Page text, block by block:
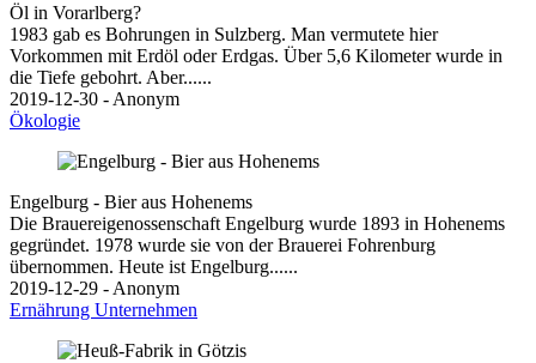
Öl in Vorarlberg?
1983 gab es Bohrungen in Sulzberg. Man vermutete hier
Vorkommen mit Erdöl oder Erdgas. Über 5,6 Kilometer wurde in
die Tiefe gebohrt. Aber......
2019-12-30 - Anonym
Ökologie
Engelburg - Bier aus Hohenems
Die Brauereigenossenschaft Engelburg wurde 1893 in Hohenems
gegründet. 1978 wurde sie von der Brauerei Fohrenburg
übernommen. Heute ist Engelburg......
2019-12-29 - Anonym
Ernährung Unternehmen